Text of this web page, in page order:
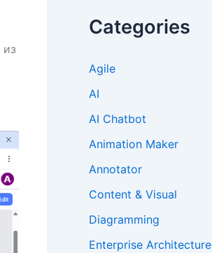
из
Categories
Agile
AI
AI Chatbot
Animation Maker
Annotator
Content & Visual
Diagramming
Enterprise Architecture